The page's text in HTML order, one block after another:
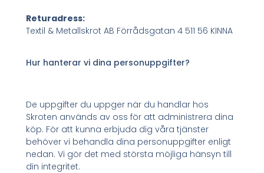
Returadress:
Textil & Metallskrot AB Förrådsgatan 4 511 56 KINNA
Hur hanterar vi dina personuppgifter?
De uppgifter du uppger när du handlar hos
Skroten används av oss för att administrera dina
köp. För att kunna erbjuda dig våra tjänster
behöver vi behandla dina personuppgifter enligt
nedan. Vi gör det med största möjliga hänsyn till
din integritet.